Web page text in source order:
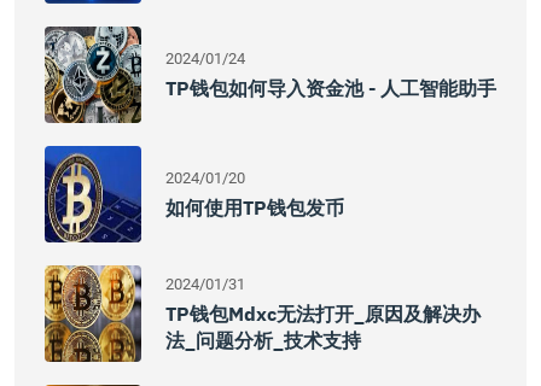
2024/01/24
TP钱包如何导入资金池 - 人工智能助手
2024/01/20
如何使用TP钱包发币
2024/01/31
TP钱包mdxc无法打开_原因及解决办
法_问题分析_技术支持